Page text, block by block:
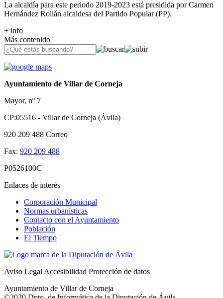
La alcaldía para este periodo 2019-2023 está presidida por Carmen
Hernández Rollán alcaldesa del Partido Popular (PP).
+ info
Más contenido
Ayuntamiento de Villar de Corneja
Mayor, nº 7
CP:05516 - Villar de Corneja (Ávila)
920 209 488 Correo
Fax: 920 209 488
P0526100C
Enlaces de interés
Corporación Municipal
Normas urbanísticas
Contacto con el Ayuntamiento
Población
El Tiempo
Aviso Legal Accesibilidad Protección de datos
Ayuntamiento de Villar de Corneja